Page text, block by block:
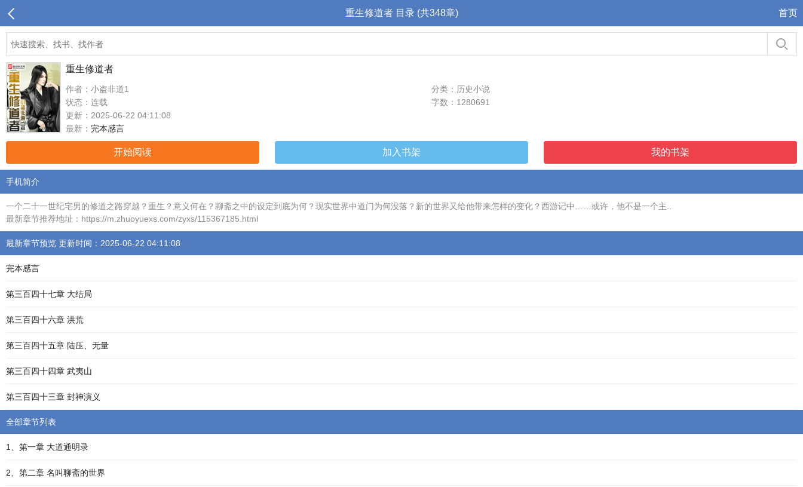
重生修道者 目录 (共348章) 首页
重生修道者
作者：小盗非道1
分类：历史小说
状态：连载
字数：1280691
更新：2025-06-22 04:11:08
最新： 完本感言
开始阅读 加入书架 我的书架
手机简介
一个二十一世纪宅男的修道之路穿越？重生？意义何在？聊斋之中的设定到底为何？现实世界中道门为何没落？新的世界又给他带来怎样的变化？西游记中……或许，他不是一个主..
最新章节推荐地址：https://m.zhuoyuexs.com/zyxs/115367185.html
最新章节预览 更新时间：2025-06-22 04:11:08
完本感言
第三百四十七章 大结局
第三百四十六章 洪荒
第三百四十五章 陆压、无量
第三百四十四章 武夷山
第三百四十三章 封神演义
全部章节列表
1、第一章 大道通明录
2、第二章 名叫聊斋的世界